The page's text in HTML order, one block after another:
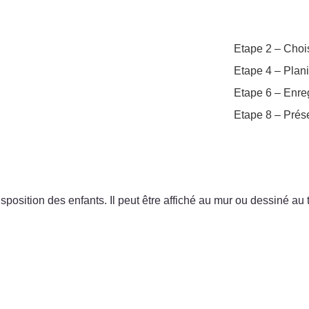
Etape 2 –
Etape 4 –
Etape 6 –
Etape 8 –
des enfants. Il peut être affiché au mur ou dessiné